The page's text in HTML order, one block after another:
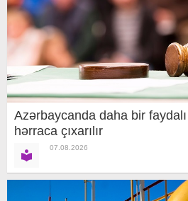
Azərbaycanda daha bir faydalı
hərraca çıxarılır
07.08.2026